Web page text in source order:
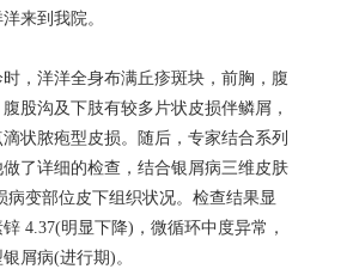
来到我院。
洋洋全身布满丘疹斑块，前胸，腹
股沟及下肢有较多片状皮损伴鳞屑，
状脓疱型皮损。随后，专家结合系列
了详细的检查，结合银屑病三维皮肤
病变部位皮下组织状况。检查结果显
4.37(明显下降)，微循环中度异常，
屑病(进行期)。